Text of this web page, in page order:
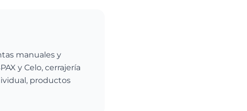
manuales y
y Celo, cerrajería
productos